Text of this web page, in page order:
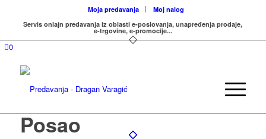
Moja predavanja
Moj nalog
Servis onlajn predavanja iz oblasti e-poslovanja, unapređenja prodaje,
e-trgovine, e-promocije...
0
Posao